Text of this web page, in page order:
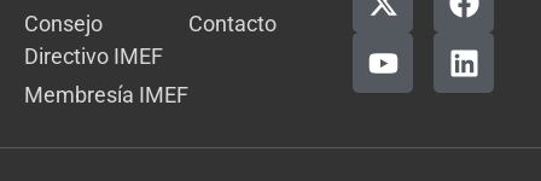
Consejo
Directivo IMEF
Membresía IMEF
Contacto